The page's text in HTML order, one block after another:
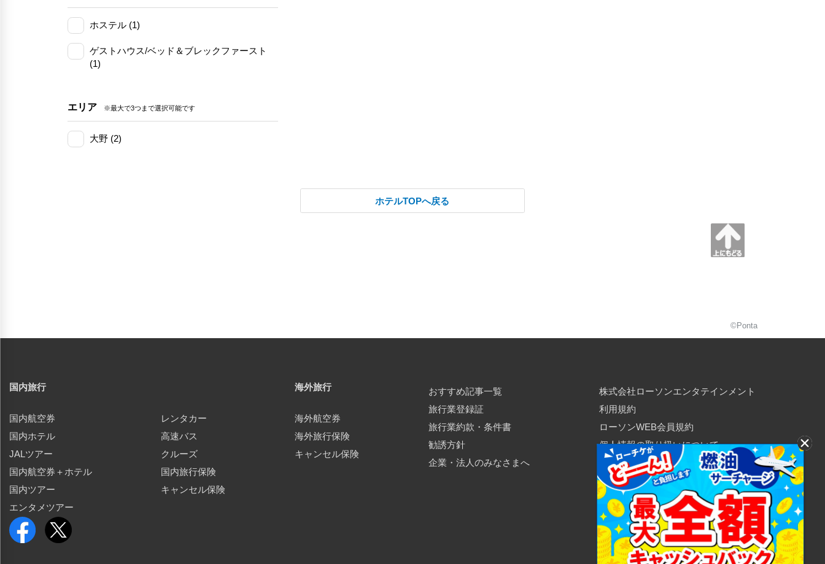
ホステル (1)
ゲストハウス/ベッド＆ブレックファースト
(1)
エリア ※最大で3つまで選択可能です
大野 (2)
ホテルTOPへ戻る
©Ponta
国内旅行
国内航空券
国内ホテル
JALツアー
国内航空券＋ホテル
国内ツアー
エンタメツアー
レンタカー
高速バス
クルーズ
国内旅行保険
キャンセル保険
海外旅行
海外航空券
海外旅行保険
キャンセル保険
おすすめ記事一覧
旅行業登録証
旅行業約款・条件書
勧誘方針
企業・法人のみなさまへ
株式会社ローソンエンタテインメント
利用規約
ローソンWEB会員規約
個人情報の取り扱いについて
個人情報保護方針